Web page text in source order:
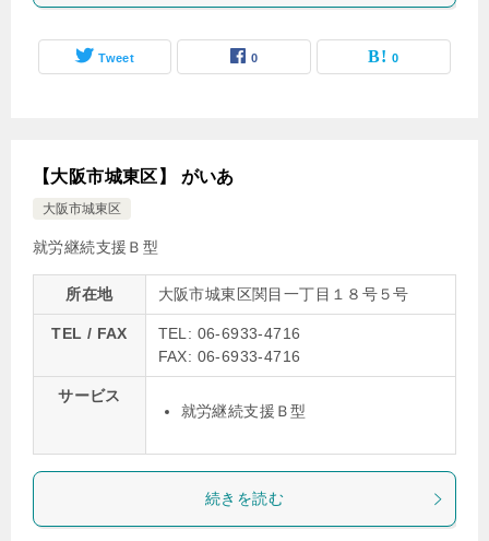
Tweet 0 0
【大阪市城東区】 がいあ
大阪市城東区
就労継続支援Ｂ型
所在地 大阪市城東区関目一丁目１８号５号
TEL / FAX
TEL: 06-6933-4716
FAX: 06-6933-4716
サービス
就労継続支援Ｂ型
続きを読む